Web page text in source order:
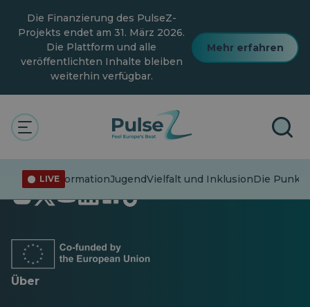
Hauptinhalt
springen
Die Finanzierung des PulseZ-
Projekts endet am 31. März 2026.
Die Plattform und alle
veröffentlichten Inhalte bleiben
weiterhin verfügbar.
Mehr erfahren
LIVE
FehlinformationJugendVielfalt und InklusionDie
Öffnet
in
Registerkarte
Öffnet
in
Registerkarte
Öffnet
in
Registerkarte
in
Registerkarte
in
Registerkarte
in
Über